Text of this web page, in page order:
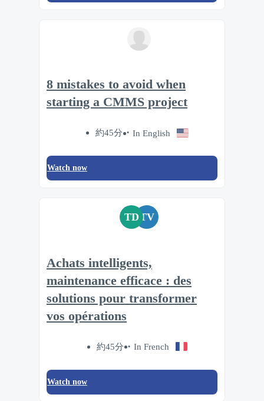
8 mistakes to avoid when
starting a CMMS project
約45分 In English
Watch now
TD TV
Achats intelligents,
maintenance efficace : des
solutions pour transformer
vos opérations
約45分 In French
Watch now